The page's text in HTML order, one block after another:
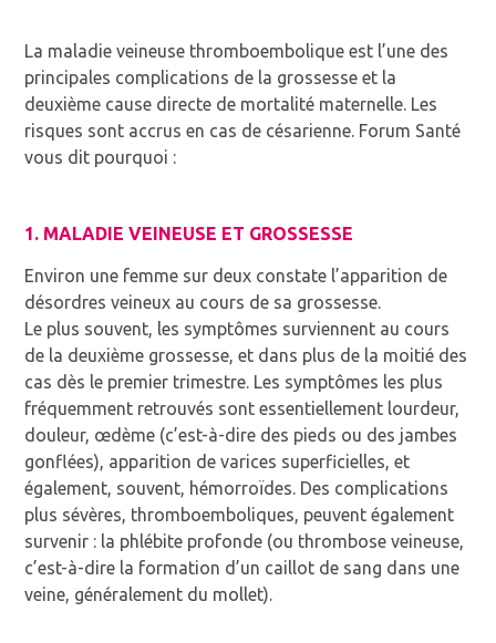
La maladie veineuse thromboembolique est l’une des
principales complications de la grossesse et la
deuxième cause directe de mortalité maternelle. Les
risques sont accrus en cas de césarienne. Forum Santé
vous dit pourquoi :
1. MALADIE VEINEUSE ET GROSSESSE
Environ une femme sur deux constate l’apparition de
désordres veineux au cours de sa grossesse.
Le plus souvent, les symptômes surviennent au cours
de la deuxième grossesse, et dans plus de la moitié des
cas dès le premier trimestre. Les symptômes les plus
fréquemment retrouvés sont essentiellement lourdeur,
douleur, œdème (c’est-à-dire des pieds ou des jambes
gonflées), apparition de varices superficielles, et
également, souvent, hémorroïdes. Des complications
plus sévères, thromboemboliques, peuvent également
survenir : la phlébite profonde (ou thrombose veineuse,
c’est-à-dire la formation d’un caillot de sang dans une
veine, généralement du mollet).